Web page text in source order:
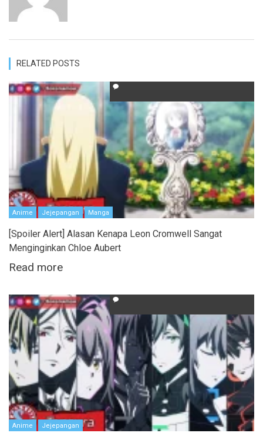
RELATED POSTS
Anime Jejepangan Manga
[Spoiler Alert] Alasan Kenapa Leon Cromwell Sangat
Menginginkan Chloe Aubert
Read more
Anime Jejepangan